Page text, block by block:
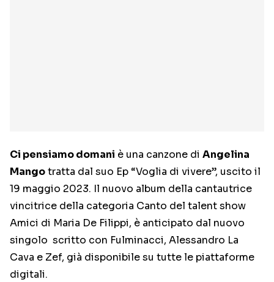
Ci pensiamo domani è una canzone di Angelina
Mangotratta dal suo Ep “Voglia di vivere”, uscito il
19 maggio 2023. Il nuovo album della cantautrice
vincitrice della categoria Canto del talent show
Amici di Maria De Filippi, è anticipato dal nuovo
singolo scritto con Fulminacci, Alessandro La
Cava e Zef, già disponibile su tutte le piattaforme
digitali.